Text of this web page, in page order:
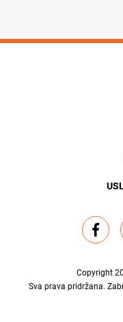
Copyright
Sva prava pridržana.